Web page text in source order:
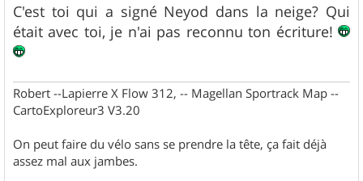
C'est toi qui a signé Neyod dans la neige? Qui
était avec toi, je n'ai pas reconnu ton écriture!
Robert --Lapierre X Flow 312, -- Magellan Sportrack Map --
CartoExploreur3 V3.20
On peut faire du vélo sans se prendre la tête, ça fait déjà
assez mal aux jambes.